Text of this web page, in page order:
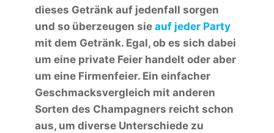
dieses Getränk auf jedenfall sorgen
und so überzeugen sie auf jeder Party
mit dem Getränk. Egal, ob es sich dabei
um eine private Feier handelt oder aber
um eine Firmenfeier. Ein einfacher
Geschmacksvergleich mit anderen
Sorten des Champagners reicht schon
aus, um diverse Unterschiede zu